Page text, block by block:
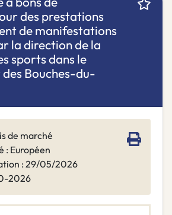
des prestations
de manifestations
la direction de la
sports dans le
Bouches-du-
de marché
: Européen
: 29/05/2026
2026